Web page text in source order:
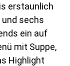
erstaunlich
und sechs
ein auf
mit Suppe,
Highlight